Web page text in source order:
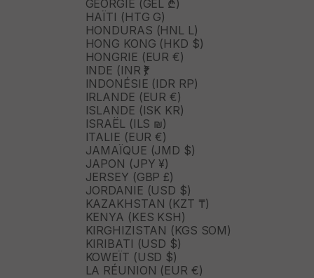
GÉORGIE (GEL ₾)
HAÏTI (HTG G)
HONDURAS (HNL L)
HONG KONG (HKD $)
HONGRIE (EUR €)
INDE (INR ₹)
INDONÉSIE (IDR RP)
IRLANDE (EUR €)
ISLANDE (ISK KR)
ISRAËL (ILS ₪)
ITALIE (EUR €)
JAMAÏQUE (JMD $)
JAPON (JPY ¥)
JERSEY (GBP £)
JORDANIE (USD $)
KAZAKHSTAN (KZT ₸)
KENYA (KES KSH)
KIRGHIZISTAN (KGS SOM)
KIRIBATI (USD $)
KOWEÏT (USD $)
LA RÉUNION (EUR €)